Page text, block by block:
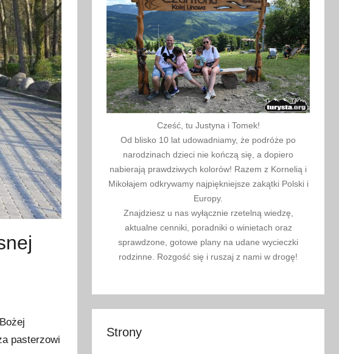
pasterzowi
Cześć, tu Justyna i Tomek!
Od blisko 10 lat udowadniamy, że podróże po
narodzinach dzieci nie kończą się, a dopiero
nabierają prawdziwych kolorów! Razem z Kornelią i
Mikołajem odkrywamy najpiękniejsze zakątki Polski i
Europy.
Znajdziesz u nas wyłącznie rzetelną wiedzę,
aktualne cenniki, poradniki o winietach oraz
sprawdzone, gotowe plany na udane wycieczki
rodzinne. Rozgość się i ruszaj z nami w drogę!
Strony